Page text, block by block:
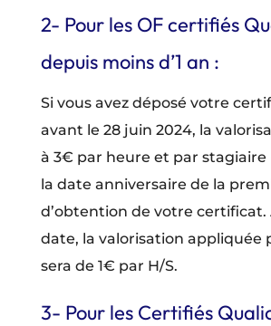
2- Pour les OF certifiés
depuis moins d’1 an :
Si vous avez déposé votre
avant le 28 juin 2024, la
à 3€ par heure et par stagiaire
la date anniversaire de la
d’obtention de votre certificat.
date, la valorisation appliquée
sera de 1€ par H/S.
3- Pour les Certifiés